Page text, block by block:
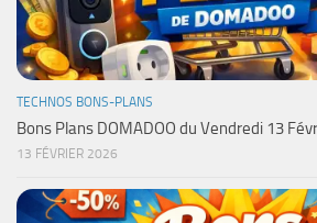
TECHNOS BONS-PLANS
Bons Plans DOMADOO du Vendredi 13
13 FÉVRIER 2026